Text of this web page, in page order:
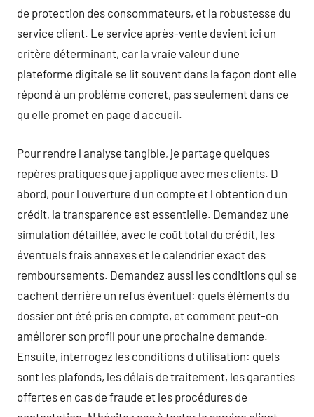
de protection des consommateurs, et la robustesse du
service client. Le service après-vente devient ici un
critère déterminant, car la vraie valeur d une
plateforme digitale se lit souvent dans la façon dont elle
répond à un problème concret, pas seulement dans ce
qu elle promet en page d accueil.
Pour rendre l analyse tangible, je partage quelques
repères pratiques que j applique avec mes clients. D
abord, pour l ouverture d un compte et l obtention d un
crédit, la transparence est essentielle. Demandez une
simulation détaillée, avec le coût total du crédit, les
éventuels frais annexes et le calendrier exact des
remboursements. Demandez aussi les conditions qui se
cachent derrière un refus éventuel: quels éléments du
dossier ont été pris en compte, et comment peut-on
améliorer son profil pour une prochaine demande.
Ensuite, interrogez les conditions d utilisation: quels
sont les plafonds, les délais de traitement, les garanties
offertes en cas de fraude et les procédures de